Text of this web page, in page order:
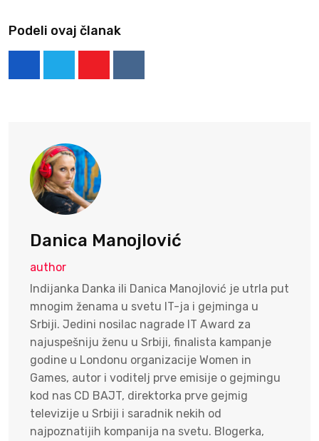
Podeli ovaj članak
Danica Manojlović
author
Indijanka Danka ili Danica Manojlović je utrla put
mnogim ženama u svetu IT-ja i gejminga u
Srbiji. Jedini nosilac nagrade IT Award za
najuspešniju ženu u Srbiji, finalista kampanje
godine u Londonu organizacije Women in
Games, autor i voditelj prve emisije o gejmingu
kod nas CD BAJT, direktorka prve gejmig
televizije u Srbiji i saradnik nekih od
najpoznatijih kompanija na svetu. Blogerka,